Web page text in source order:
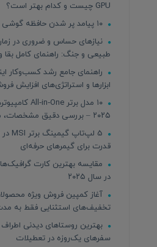
GPU چیست و کدام بهتر است؟
نیازهای حساس و ضروری در
طبیعی و جنگ: راهنمای کامل بقا
راهنمای جامع رشد کسب‌وکار
ابزارها و استراتژی‌های افزایش
۲۰۲۵ – بررسی دقیق مشخصات، مزایا و معایب
قدرت برای گیمرهای حرفه‌ای
مقایسه بهترین کارت
در سال ۲۰۲۵
تخفیف‌های استثنایی فقط به
بهترین روستاهای دیدنی اطراف
سفرهای یک‌روزه در تعطیلات